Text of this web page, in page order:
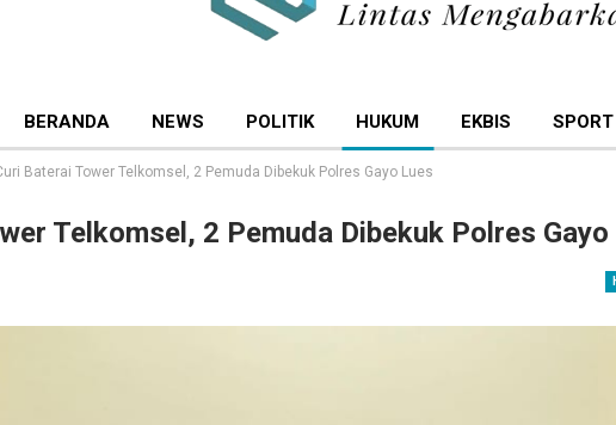
BERANDA NEWS POLITIK HUKUM EKBIS SPORT
Baterai Tower Telkomsel, 2 Pemuda Dibekuk Polres Gayo Lues
Telkomsel, 2 Pemuda Dibekuk Polres Gayo